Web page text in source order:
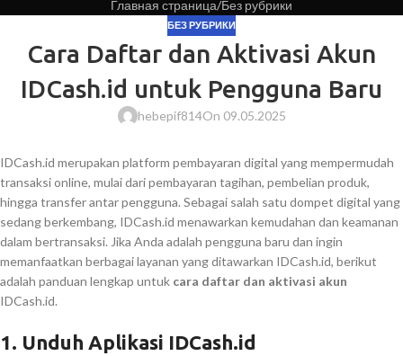
Главная страница Без рубрики
БЕЗ РУБРИКИ
Cara Daftar dan Aktivasi Akun
IDCash.id untuk Pengguna Baru
hebepif814On 09.05.2025
IDCash.id merupakan platform pembayaran digital yang mempermudah
transaksi online, mulai dari pembayaran tagihan, pembelian produk,
hingga transfer antar pengguna. Sebagai salah satu dompet digital yang
sedang berkembang, IDCash.id menawarkan kemudahan dan keamanan
dalam bertransaksi. Jika Anda adalah pengguna baru dan ingin
memanfaatkan berbagai layanan yang ditawarkan IDCash.id, berikut
adalah panduan lengkap untuk cara daftar dan aktivasi akun
IDCash.id.
1. Unduh Aplikasi IDCash.id